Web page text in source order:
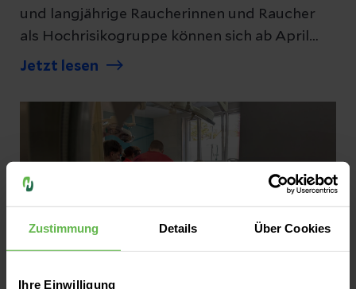
Zustimmung Details Über Cookies
Ihre Einwilligung
und langjährige Raucherinnen und Raucher
als Hochrisikogruppe können sich ab April
2026 in einem Screening untersuchen lassen.
Lungenkrebs setzen auf moderne Verfahren
zur Abklärung und Therapie.
Jetzt lesen